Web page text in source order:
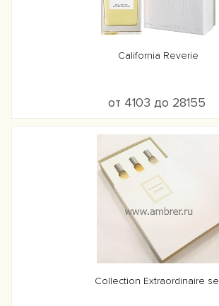
California Reverie
от 4103 до 28155
Collection Extraordinaire